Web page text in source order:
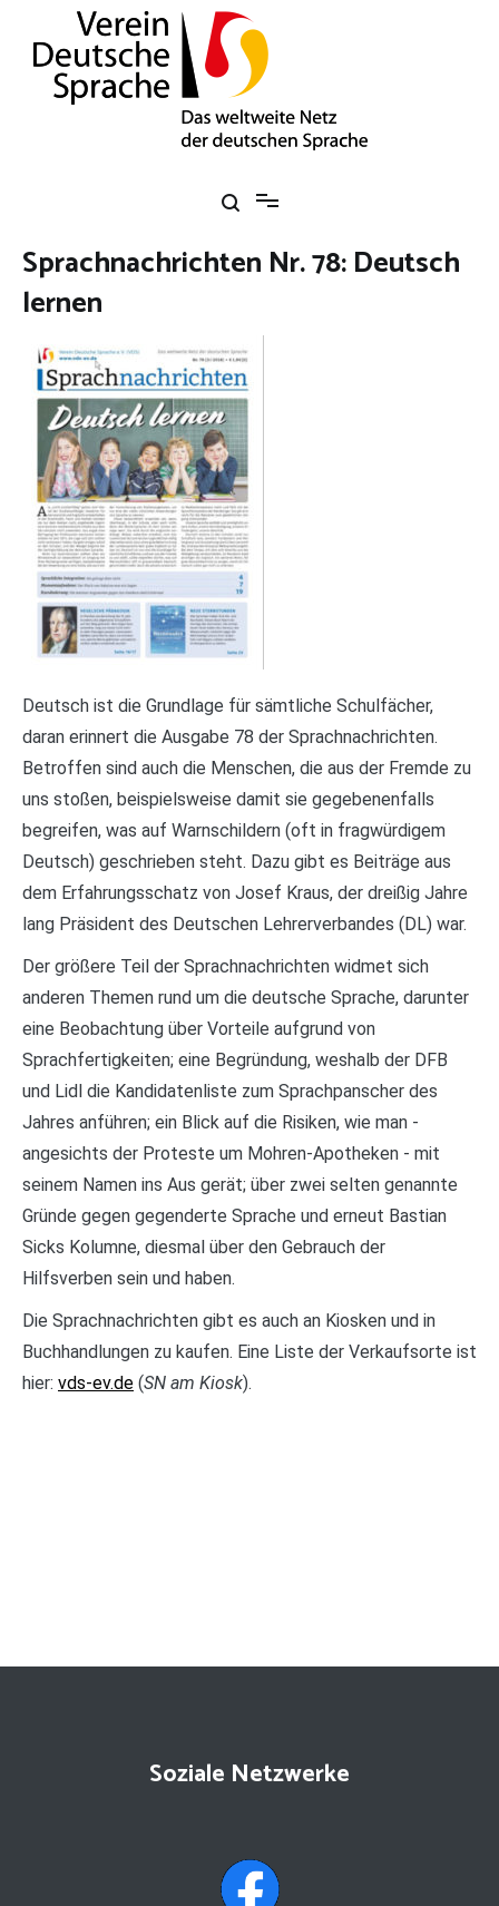
springen
Sprachnachrichten Nr. 78: Deutsch
lernen
Deutsch ist die Grundlage für sämtliche Schulfächer,
daran erinnert die Ausgabe 78 der Sprachnachrichten.
Betroffen sind auch die Menschen, die aus der Fremde zu
uns stoßen, beispielsweise damit sie gegebenenfalls
begreifen, was auf Warnschildern (oft in fragwürdigem
Deutsch) geschrieben steht. Dazu gibt es Beiträge aus
dem Erfahrungsschatz von Josef Kraus, der dreißig Jahre
lang Präsident des Deutschen Lehrerverbandes (DL) war.
Der größere Teil der Sprachnachrichten widmet sich
anderen Themen rund um die deutsche Sprache, darunter
eine Beobachtung über Vorteile aufgrund von
Sprachfertigkeiten; eine Begründung, weshalb der DFB
und Lidl die Kandidatenliste zum Sprachpanscher des
Jahres anführen; ein Blick auf die Risiken, wie man ­‑
angesichts der Proteste um Mohren-Apotheken ‑ mit
seinem Namen ins Aus gerät; über zwei selten genannte
Gründe gegen gegenderte Sprache und erneut Bastian
Sicks Kolumne, diesmal über den Gebrauch der
Hilfsverben sein und haben.
Die Sprachnachrichten gibt es auch an Kiosken und in
Buchhandlungen zu kaufen. Eine Liste der Verkaufsorte ist
hier: vds-ev.de (SN am Kiosk).
Soziale Netzwerke